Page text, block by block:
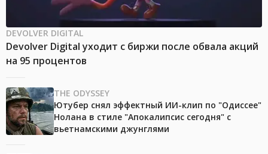
DEVOLVER DIGITAL
Devolver Digital уходит с биржи после обвала акций
на 95 процентов
THE ODYSSEY
Ютубер снял эффектный ИИ-клип по "Одиссее"
Нолана в стиле "Апокалипсис сегодня" с
вьетнамскими джунглями